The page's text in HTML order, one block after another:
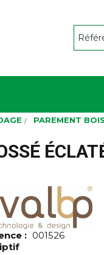
PAREMENT BOIS
: 001526